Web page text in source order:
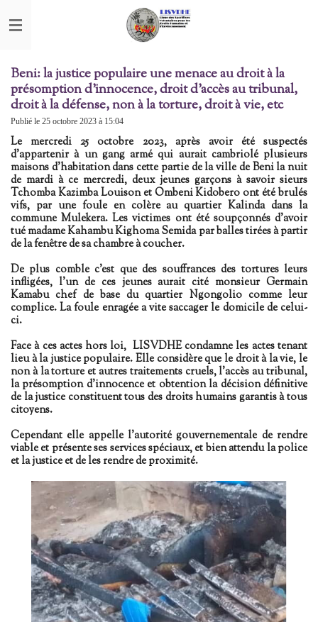
au
Beni: la justice populaire une menace au droit à la
présomption d'innocence, droit d’accès au tribunal,
droit à la défense, non à la torture, droit à vie, etc
Publié le 25 octobre 2023 à 15:04
Le mercredi 25 octobre 2023, après avoir été suspectés
d’appartenir à un gang armé qui aurait cambriolé plusieurs
maisons d’habitation dans cette partie de la ville de Beni la nuit
de mardi à ce mercredi, deux jeunes garçons à savoir sieurs
Tchomba Kazimba Louison et Ombeni Kidobero ont été brulés
vifs, par une foule en colère au quartier Kalinda dans la
commune Mulekera. Les victimes ont été soupçonnésd'avoir
tué madame Kahambu Kighoma Semida par balles tirées à partir
de la fenêtre de sa chambre à coucher.
De plus comble c'est que des souffrances des tortures leurs
infligées, l'un de ces jeunes aurait cité monsieur Germain
Kamabu chef de base du quartier Ngongolio comme leur
complice. La foule enragée a vite saccager le domicile de celui-
ci.
Face à ces actes hors loi, LISVDHE condamne les actes tenant
lieu à la justice populaire. Elle considère que le droit à la vie, le
non à la torture et autres traitements cruels, l'accès au tribunal,
la présomption d'innocence et obtention la décision définitive
de la justice constituent tous des droits humains garantis à tous
citoyens.
Cependant elle appelle l'autorité gouvernementale de rendre
viable et présente ses services spéciaux, et bien attendu la police
et la justice et de les rendre de proximité.